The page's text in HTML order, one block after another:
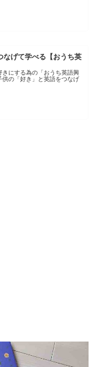
なげて学べる【おうち英
きにする為の「おうち英語興
の「好き」と英語をつなげ